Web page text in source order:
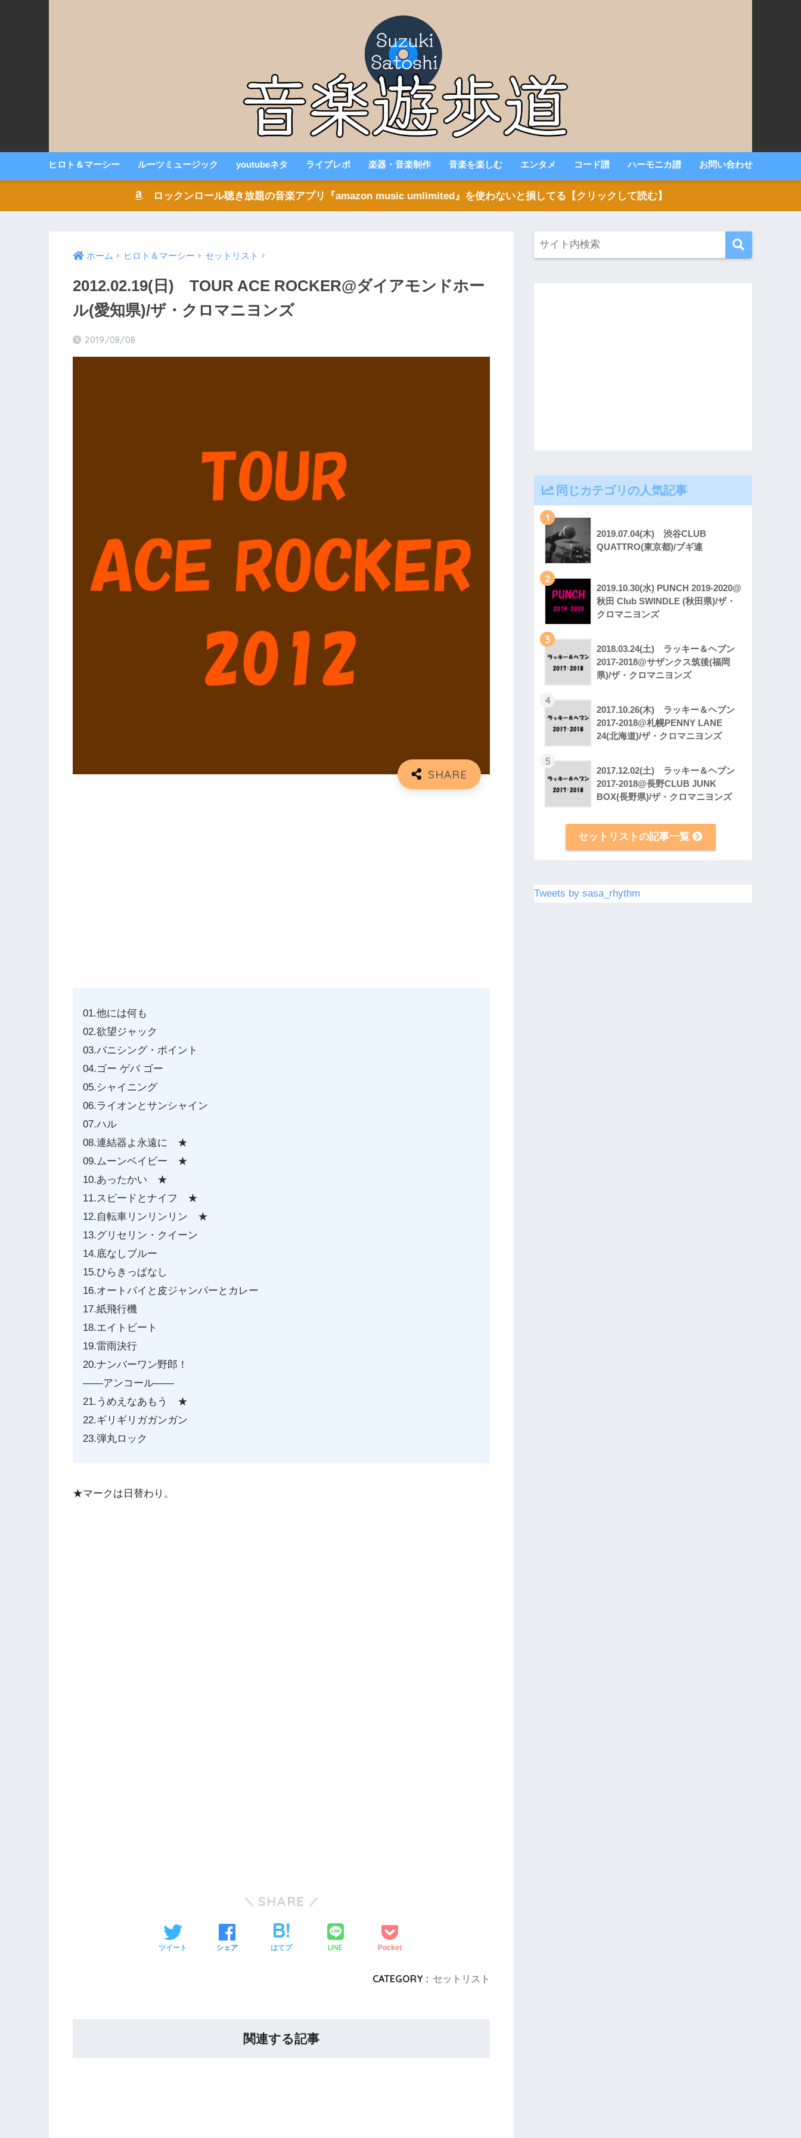
ヒロト＆マーシー ルーツミュージック youtubeネタ ライブレポ 楽器・音楽制作 音楽を楽しむ エンタメ コード譜 ハーモニカ譜 お問い合わせ
ロックンロール聴き放題の音楽アプリ『amazon music umlimited』を使わないと損してる【クリックして読む】
ホーム ヒロト＆マーシー セットリスト
2012.02.19(日) TOUR ACE ROCKER@ダイアモンドホー
ル(愛知県)/ザ・クロマニヨンズ
2019/08/08
01.他には何も
02.欲望ジャック
03.バニシング・ポイント
04.ゴー ゲバ ゴー
05.シャイニング
06.ライオンとサンシャイン
07.ハル
08.連結器よ永遠に ★
09.ムーンベイビー ★
10.あったかい ★
11.スピードとナイフ ★
12.自転車リンリンリン ★
13.グリセリン・クイーン
14.底なしブルー
15.ひらきっぱなし
16.オートバイと皮ジャンパーとカレー
17.紙飛行機
18.エイトビート
19.雷雨決行
20.ナンバーワン野郎！
——アンコール——
21.うめえなあもう ★
22.ギリギリガガンガン
23.弾丸ロック
★マークは日替わり。
SHARE
ツイート シェア はてブ LINE Pocket
CATEGORY : セットリスト
関連する記事
同じカテゴリの人気記事
1
2019.07.04(木) 渋谷CLUB
QUATTRO(東京都)/ブギ連
2
2019.10.30(水) PUNCH 2019-2020@
秋田 Club SWINDLE (秋田県)/ザ・
クロマニヨンズ
3
2018.03.24(土) ラッキー＆ヘブン
2017-2018@サザンクス筑後(福岡
県)/ザ・クロマニヨンズ
4
2017.10.26(木) ラッキー＆ヘブン
2017-2018@札幌PENNY LANE
24(北海道)/ザ・クロマニヨンズ
5
2017.12.02(土) ラッキー＆ヘブン
2017-2018@長野CLUB JUNK
BOX(長野県)/ザ・クロマニヨンズ
セットリストの記事一覧
Tweets by sasa_rhythm